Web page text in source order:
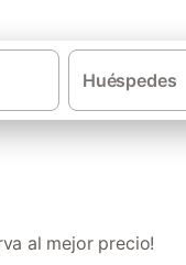
Huéspedes
al mejor precio!